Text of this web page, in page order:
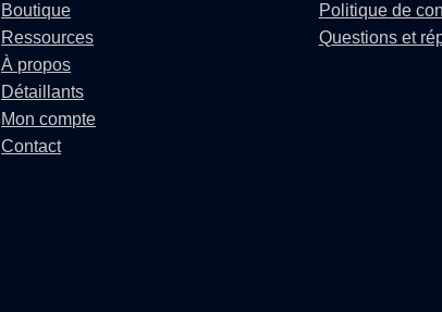
Boutique
Ressources
À propos
Détaillants
Mon compte
Contact
Politique de
Questions et